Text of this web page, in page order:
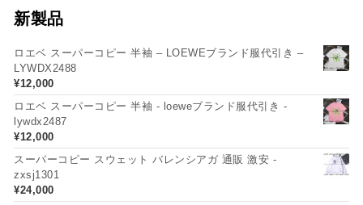
新製品
ロエベ スーパーコピー 半袖 – LOEWEブランド服代引き –
LYWDX2488
¥12,000
ロエベ スーパーコピー 半袖 - loeweブランド服代引き -
lywdx2487
¥12,000
スーパーコピー スウェット バレンシアガ 通販 激安 -
zxsj1301
¥24,000